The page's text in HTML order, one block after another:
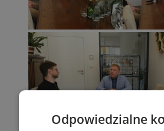
Odpowiedzialne